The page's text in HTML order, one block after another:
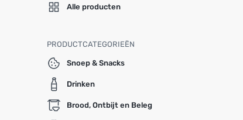
Alle producten
PRODUCTCATEGORIEËN
Snoep & Snacks
Drinken
Brood, Ontbijt en Beleg